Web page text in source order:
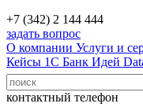
+7 (342) 2 144 444
задать вопрос
О компании Услуги и
Кейсы 1С Банк Идей
контактный телефон